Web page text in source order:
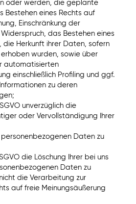
oder werden, die geplante
Bestehen eines Rechts auf
Einschränkung der
das Bestehen eines
die Herkunft ihrer Daten, sofern
wurden, sowie über
automatisierten
einschließlich Profiling und ggf.
zu deren
unverzüglich die
oder Vervollständigung Ihrer
Daten zu
die Löschung Ihrer bei uns
Daten zu
die Verarbeitung zur
auf freie Meinungsäußerung